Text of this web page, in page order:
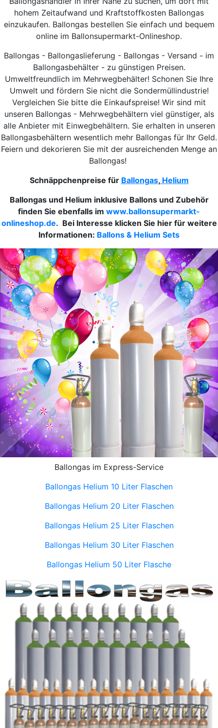
hohem Zeitaufwand und Kraftstoffkosten Ballongas
einzukaufen. Ballongas bestellen Sie einfach und bequem
online im Ballonsupermarkt-Onlineshop.
Ballongas - Ballongaslieferung - Ballongas - Versand - im
Ballongasbehälter - zu günstigen Preisen.
Umweltfreundlich im Mehrwegbehälter! Schonen Sie Ihre
Umwelt und fördern Sie nicht die Sondermüllindustrie!
Vergleichen Sie bitte die Einkaufspreise! Wir sind mit
unseren Ballongas - Mehrwegbehältern viel günstiger, als
alle Anbieter mit Einwegbehältern. Sie erhalten in unseren
Ballongasbehältern wesentlich mehr Ballongas für Ihr Geld.
Feiern und dekorieren Sie mit der ausreichenden Menge an
Ballongas!
Schnäppchenpreise für Ballongas,Helium
Ballongas und Helium inklusive Ballons und Zubehör
finden Sie ebenfalls im www.ballonsupermarkt-
onlineshop.de. Bei Interesse klicken Sie hier für weitere
Informationen: Ballons & Helium Sets
Ballongas im Express-Service
Ballongas Helium 10 Liter Flaschen
Ballongas Helium 20 Liter Flaschen
Ballongas Helium 25 Liter Flaschen
Ballongas Helium 30 Liter Flaschen
Ballongas Helium 50 Liter Flasche